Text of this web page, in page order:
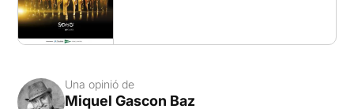
Una opinió de
Miquel Gascon Baz